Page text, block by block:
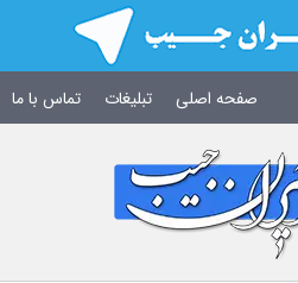
صفحه اصلی تبلیغات تماس با ما